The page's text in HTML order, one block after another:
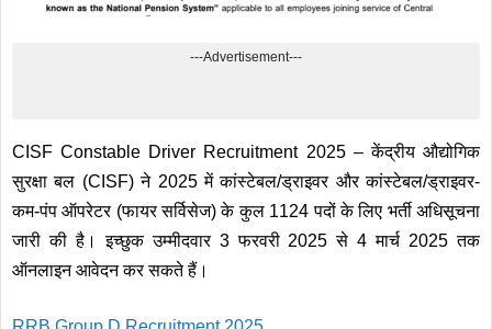
---Advertisement---
CISF Constable Driver Recruitment 2025 – केंद्रीय औद्योगिक
सुरक्षा बल (CISF) ने 2025 में कांस्टेबल/ड्राइवर और कांस्टेबल/ड्राइवर-
कम-पंप ऑपरेटर (फायर सर्विसेज) के कुल 1124 पदों के लिए भर्ती अधिसूचना
जारी की है। इच्छुक उम्मीदवार 3 फरवरी 2025 से 4 मार्च 2025 तक
ऑनलाइन आवेदन कर सकते हैं।